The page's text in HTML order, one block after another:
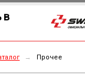
в
→ Прочее